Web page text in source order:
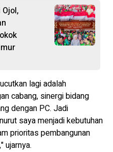
lagi adalah
cabang, sinergi bidang
dengan PC. Jadi
saya menjadi kebutuhan
prioritas pembangunan
ujarnya.